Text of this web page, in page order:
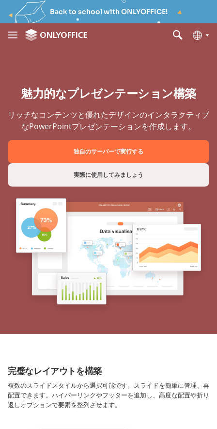
Back to school with ONLYOFFICE!
魅力的なプレゼンテーション構築
リッチなコンテンツと優れたデザインのインタラクティブ
なPowerPointプレゼンテーションを作成します。
独自のサーバーで実行する
実際に使用してみましょう
完璧なレイアウトを構築
複数のスライドスタイルから選択可能です。スライドを簡単に管理、再
配置できます。ハイパーリンクやフッターを追加し、高度な配置や折り
返しオプションで要素を整列させます。